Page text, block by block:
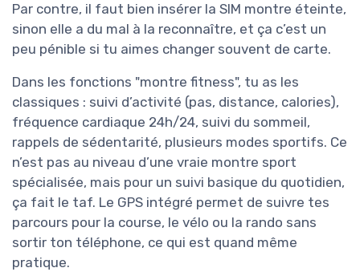
Par contre, il faut bien insérer la SIM montre éteinte,
sinon elle a du mal à la reconnaître, et ça c’est un
peu pénible si tu aimes changer souvent de carte.
Dans les fonctions "montre fitness", tu as les
classiques : suivi d’activité (pas, distance, calories),
fréquence cardiaque 24h/24, suivi du sommeil,
rappels de sédentarité, plusieurs modes sportifs. Ce
n’est pas au niveau d’une vraie montre sport
spécialisée, mais pour un suivi basique du quotidien,
ça fait le taf. Le GPS intégré permet de suivre tes
parcours pour la course, le vélo ou la rando sans
sortir ton téléphone, ce qui est quand même
pratique.